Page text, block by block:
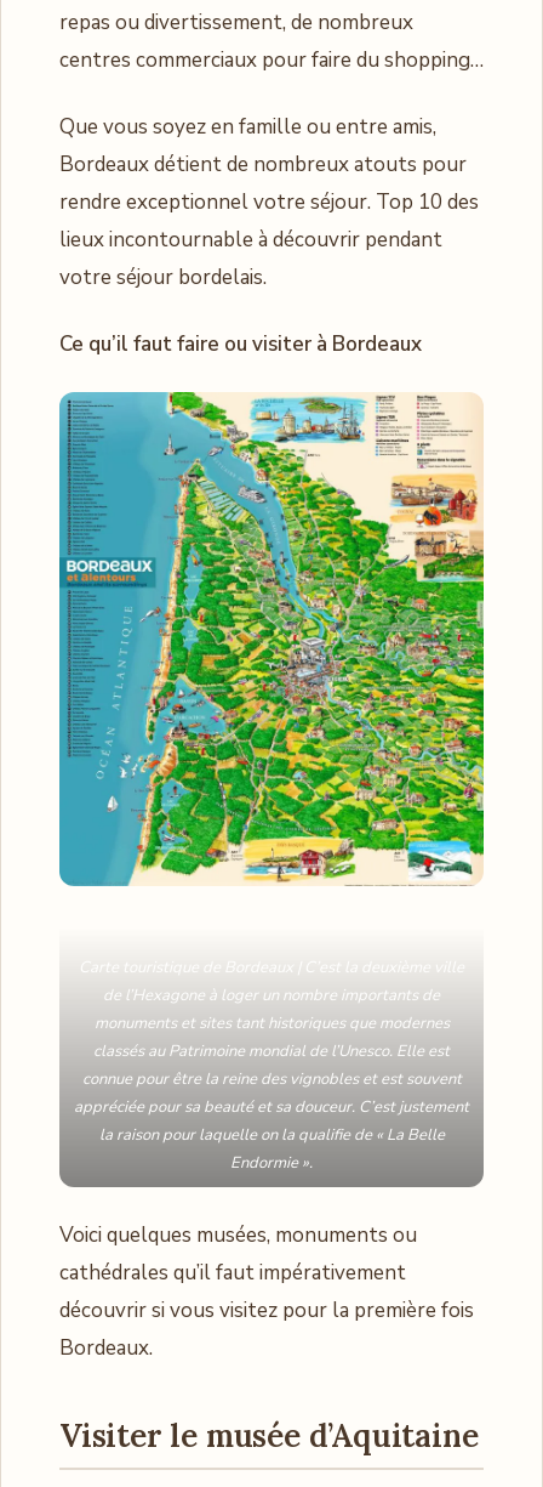
repas ou divertissement, de nombreux
centres commerciaux pour faire du shopping…
Que vous soyez en famille ou entre amis,
Bordeaux détient de nombreux atouts pour
rendre exceptionnel votre séjour. Top 10 des
lieux incontournable à découvrir pendant
votre séjour bordelais.
Ce qu’il faut faire ou visiter à Bordeaux
Carte touristique de Bordeaux | C’est la deuxième ville
de l’Hexagone à loger un nombre importants de
monuments et sites tant historiques que modernes
classés au Patrimoine mondial de l’Unesco. Elle est
connue pour être la reine des vignobles et est souvent
appréciée pour sa beauté et sa douceur. C’est justement
la raison pour laquelle on la qualifie de « La Belle
Endormie ».
Voici quelques musées, monuments ou
cathédrales qu’il faut impérativement
découvrir si vous visitez pour la première fois
Bordeaux.
Visiter le musée d’Aquitaine